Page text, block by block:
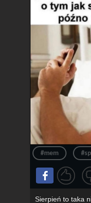
#mem
Sierpień to taka